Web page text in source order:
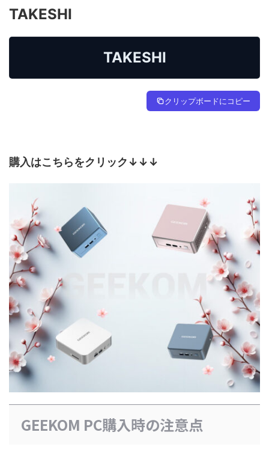
TAKESHI
TAKESHI
クリップボードにコピー
購入はこちらをクリック↓↓↓
GEEKOM PC購入時の注意点